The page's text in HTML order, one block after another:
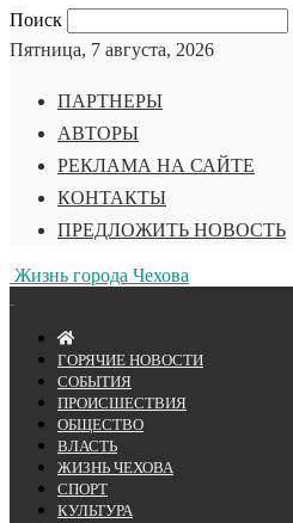
Поиск
Пятница, 7 августа, 2026
ПАРТНЕРЫ
АВТОРЫ
РЕКЛАМА НА САЙТЕ
КОНТАКТЫ
ПРЕДЛОЖИТЬ НОВОСТЬ
Жизнь города Чехова
ГОРЯЧИЕ НОВОСТИ
СОБЫТИЯ
ПРОИСШЕСТВИЯ
ОБЩЕСТВО
ВЛАСТЬ
ЖИЗНЬ ЧЕХОВА
СПОРТ
КУЛЬТУРА